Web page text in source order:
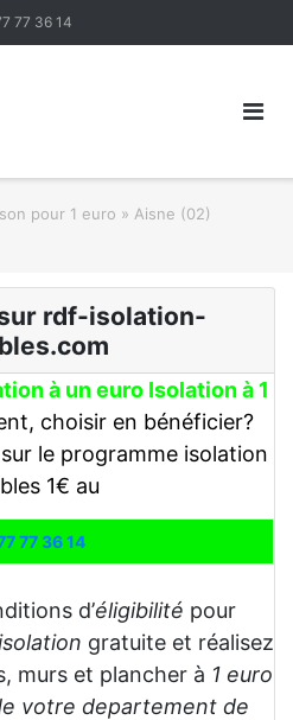
77 36 14
pour 1 euro » Aisne (02)
sur rdf-isolation-
à un euro Isolation à 1
choisir en bénéficier?
sur le programme isolation
1€ au
77 36 14
d’éligibilité pour
gratuite et réalisez
murs et plancher à 1 euro
votre departement de